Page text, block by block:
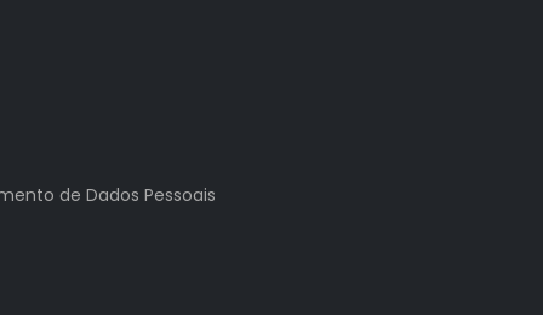
de Dados Pessoais